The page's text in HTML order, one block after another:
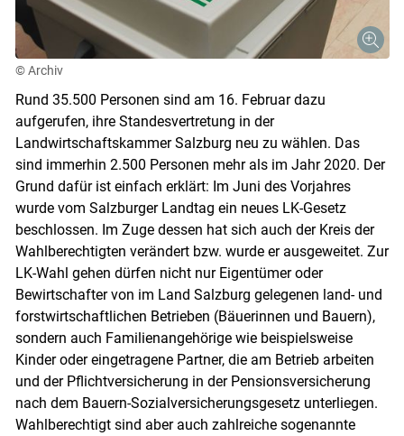
© Archiv
Rund 35.500 Personen sind am 16. Februar dazu
aufgerufen, ihre Standesvertretung in der
Landwirtschaftskammer Salzburg neu zu wählen. Das
sind immerhin 2.500 Personen mehr als im Jahr 2020. Der
Grund dafür ist einfach erklärt: Im Juni des Vorjahres
wurde vom Salzburger Landtag ein neues LK-Gesetz
beschlossen. Im Zuge dessen hat sich auch der Kreis der
Wahlberechtigten verändert bzw. wurde er ausgeweitet. Zur
LK-Wahl gehen dürfen nicht nur Eigentümer oder
Bewirtschafter von im Land Salzburg gelegenen land- und
forstwirtschaftlichen Betrieben (Bäuerinnen und Bauern),
sondern auch Familienangehörige wie beispielsweise
Kinder oder eingetragene Partner, die am Betrieb arbeiten
und der Pflichtversicherung in der Pensionsversicherung
nach dem Bauern-Sozialversicherungsgesetz unterliegen.
Wahlberechtigt sind aber auch zahlreiche sogenannte